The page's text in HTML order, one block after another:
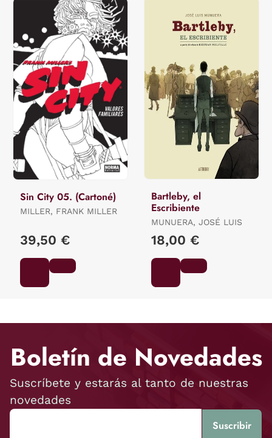
Sin City 05. (Cartoné)
MILLER, FRANK MILLER
39,50 €
Bartleby, el
Escribiente
MUNUERA, JOSÉ LUIS
18,00 €
Boletín de Novedades
Suscríbete y estarás al tanto de nuestras
novedades